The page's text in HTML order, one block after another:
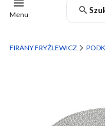
Menu
FIRANY FRYŹLEWICZ